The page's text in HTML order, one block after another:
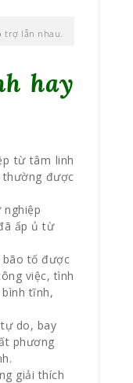
trợ lẫn nhau.
hay
từ tâm linh
được
ấp ủ từ
bão tố được
việc, tình
tĩnh,
do, bay
phương
giải thích